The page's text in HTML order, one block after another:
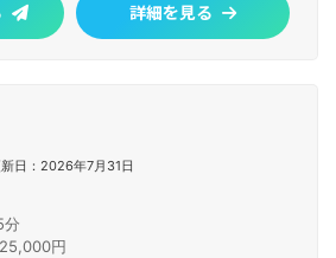
詳細を見る
日：2026年7月31日
分
円